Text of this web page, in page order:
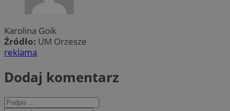
Karolina Goik
Źródło: UM Orzesze
reklama
Dodaj komentarz